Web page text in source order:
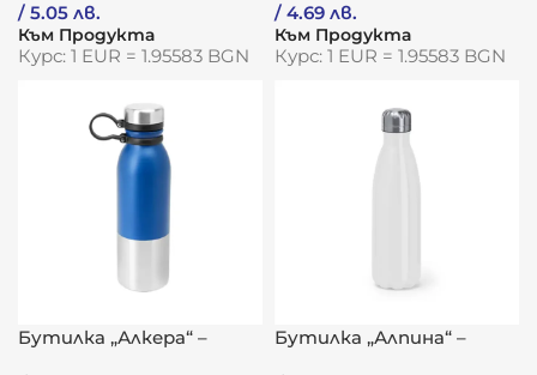
/ 5.05 лв.
Към Продукта
Курс: 1 EUR = 1.95583 BGN
/ 4.69 лв.
Към Продукта
Курс: 1 EUR = 1.95583 BGN
Бутилка „Алкера“ –
Бутилка „Алпина“ –